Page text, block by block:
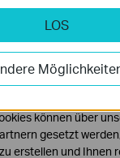
LOS
Cookies
ermöglichen es uns,
zu analysieren, um
Website zu
können über
gesetzt
erstellen und Ihnen